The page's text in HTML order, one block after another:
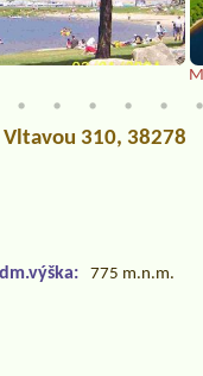
Vltavou 310, 38278
775 m.n.m.